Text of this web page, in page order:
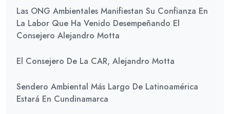
Las ONG Ambientales Manifiestan Su Confianza En
La Labor Que Ha Venido Desempeñando El
Consejero Alejandro Motta
El Consejero De La CAR, Alejandro Motta
Sendero Ambiental Más Largo De Latinoamérica
Estará En Cundinamarca